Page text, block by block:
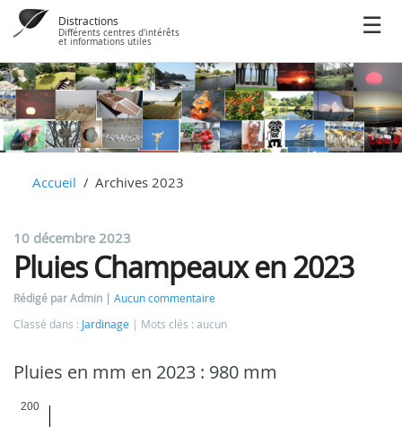
Distractions
Différents centres d'intérêts
et informations utiles
Accueil Archives 2023
10 décembre 2023
Pluies Champeaux en 2023
Rédigé par Admin
Aucun commentaire
Classé dans : Jardinage Mots clés : aucun
Pluies en mm en 2023 : 980 mm
200